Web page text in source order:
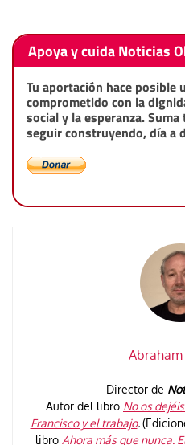
Apoya y cuida Noticias
Tu aportación hace posible
comprometido con la
social y la esperanza.
seguir construyendo, día a
Abraham
Director de
Autor del libro No os
Francisco y el trabajo.
libro Ahora más que nunca.